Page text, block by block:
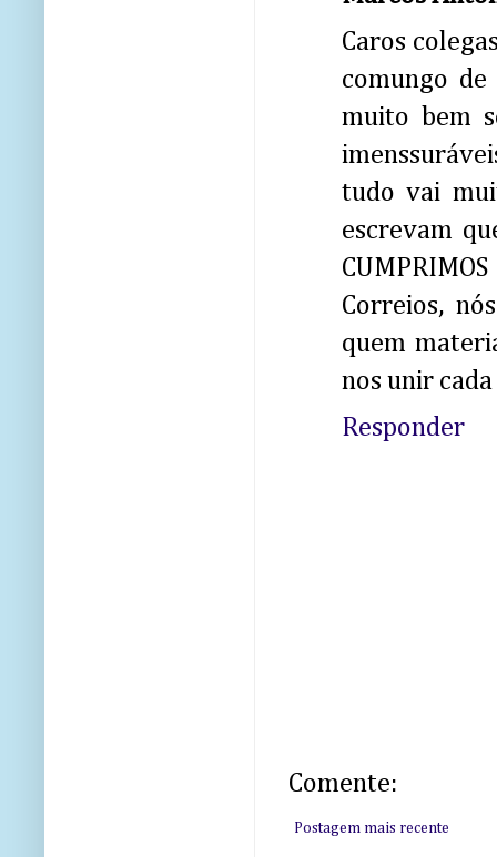
Caros
comungo
muito bem
tudo vai
escrevam
Correios,
quem
nos unir
Responder
Comente:
Postagem mais recente